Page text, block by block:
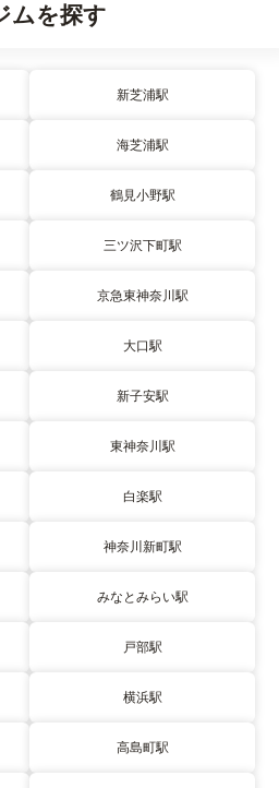
ムを探す
新芝浦駅
海芝浦駅
鶴見小野駅
三ツ沢下町駅
京急東神奈川駅
大口駅
新子安駅
東神奈川駅
白楽駅
神奈川新町駅
みなとみらい駅
戸部駅
横浜駅
高島町駅